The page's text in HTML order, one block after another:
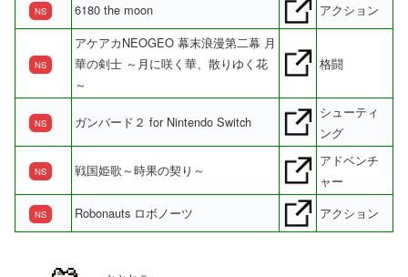
NS 6180 the moon アクション
NS
アケアカNEOGEO 幕末浪漫第二幕 月
華の剣士 ～月に咲く華、散りゆく花
～
格闘
NS ガンバード２ for Nintendo Switch
シューティ
ング
NS 戦国姫歌～時果の契り～
アドベンチ
ャー
NS Robonauts ロボノーツ アクション